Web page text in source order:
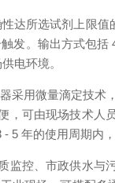
达所选试剂上限
发。输出方式包
电环境。
采用微量滴定技
可由现场技术人
年的使用周期内
控、市政供水与